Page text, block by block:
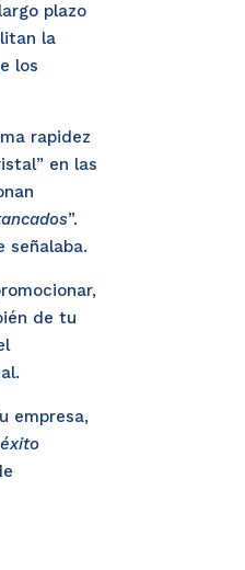
plazo
la
los
rapidez
en las
”.
señalaba.
de tu
empresa,
éxito